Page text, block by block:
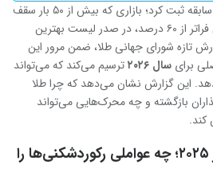
طلا در سال ۲۰۲۵ عملکردی کم‌ سابقه ثبت کرد؛ بازاری که بیش از ۵۰ بار سقف
تاریخی را شکست و با بازدهی فراتر از ۶۰ درصد، در صدر لیست بهترین
تازه شورای جهانی طلا، ضمن مرور این
برای سال ۲۰۲۶
ترسیم می‌کند که می‌تواند
دهد. این گزارش نشان می‌دهد که چرا طلا
بازگشته و چه محرک‌هایی می‌تواند
کند.
عملکرد استثنایی طلا در ۲۰۲۵؛ چه عواملی رکوردشکنی‌ها را